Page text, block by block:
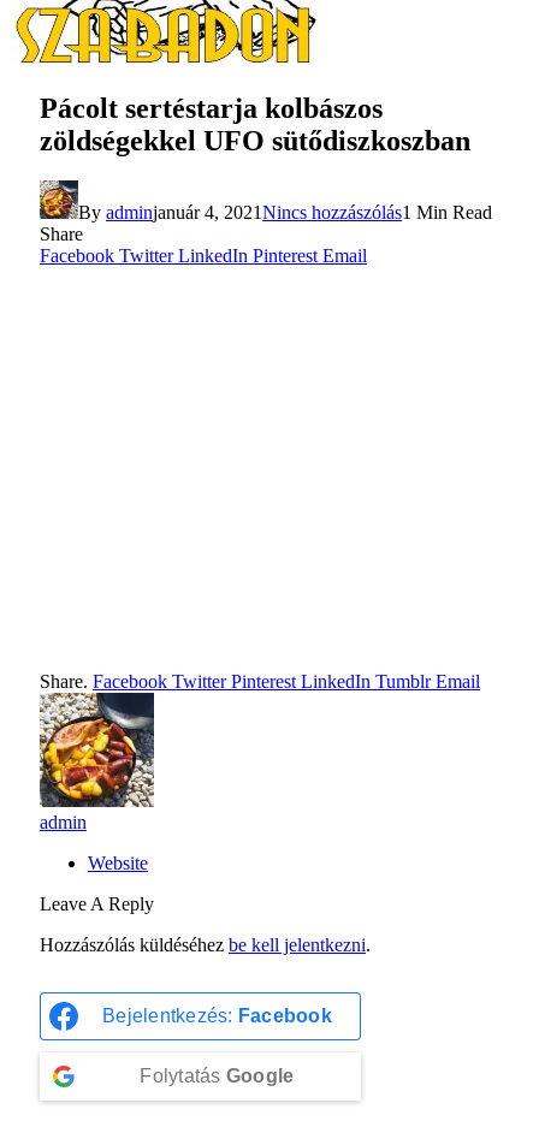
Pácolt sertéstarja kolbászos
zöldségekkel UFO sütődiszkoszban
By adminjanuár 4, 2021Nincs hozzászólás1 Min Read
Share
Facebook Twitter LinkedIn Pinterest Email
Share. Facebook Twitter Pinterest LinkedIn Tumblr Email
admin
Website
Leave A Reply
Hozzászólás küldéséhez be kell jelentkezni.
Bejelentkezés: Facebook
Folytatás Google